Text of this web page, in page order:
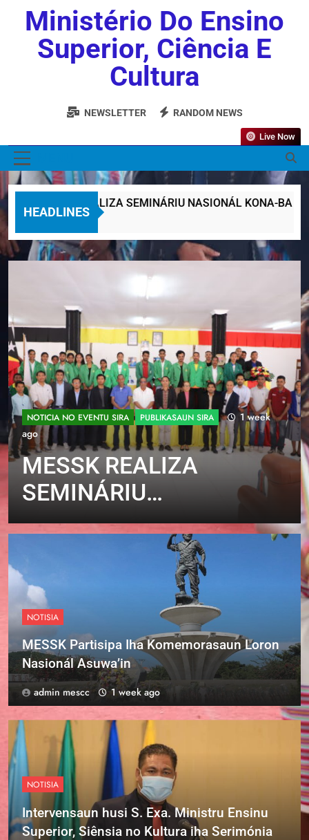
Ministério Do Ensino
Superior, Ciência E
Cultura
NEWSLETTER RANDOM NEWS
Live Now
HEADLINES
MESSK REALIZA SEMINÁRIU NASIONÁL KONA-BA
1 Week Ago
NOTICIA NO EVENTU SIRA PUBLIKASAUN SIRA
1 week
ago
MESSK REALIZA
SEMINÁRIU
NASIONÁL KONA-BA
INOVASAUN DIJITÁL
NO INTELEJÉNSIA
ARTIFISIÁL IHA
ERMERA
NOTISIA
MESSK Partisipa Iha Komemorasaun Loron
Nasionál Asuwa’in
admin mescc 1 week ago
NOTISIA
Intervensaun husi S. Exa. Ministru Ensinu
Superior, Siênsia no Kultura iha Serimónia